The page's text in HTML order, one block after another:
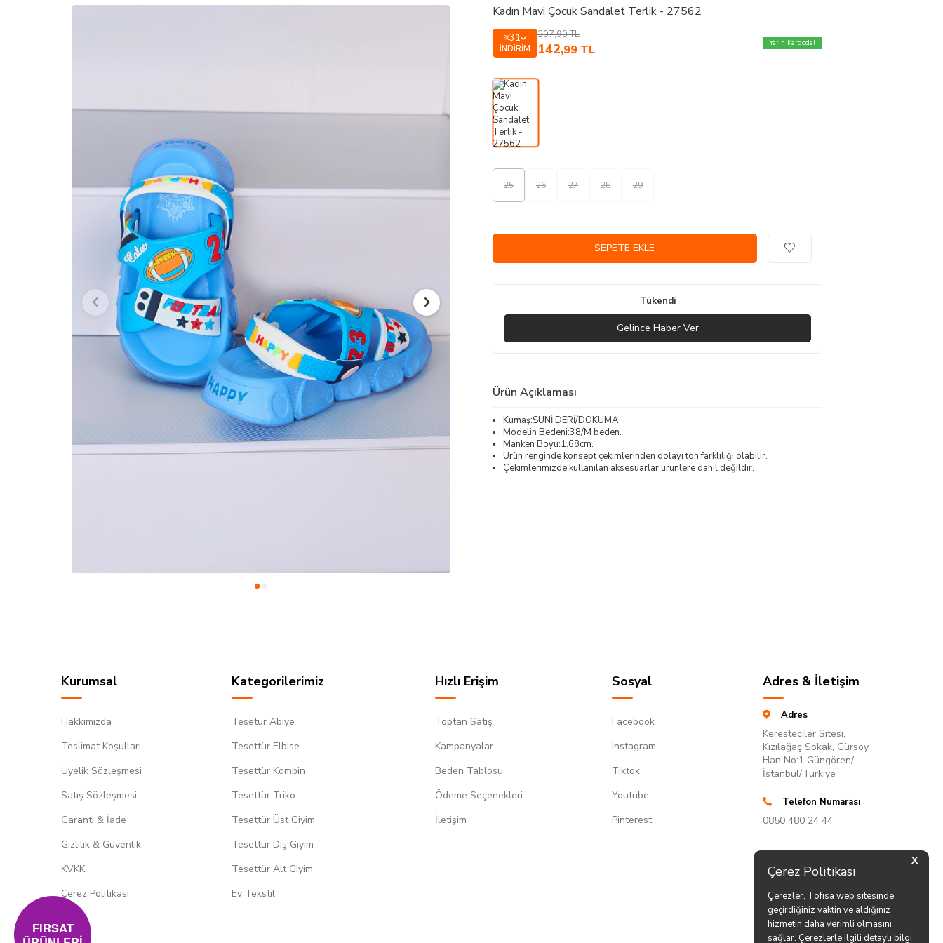
X
Çerez Politikası
Çerezler, Tofisa web sitesinde
geçirdiğiniz vaktin ve aldığınız
hizmetin daha verimli olmasını
sağlar. Çerezlerle ilgili detaylı bilgi
Kadın Mavi Çocuk Sandalet Terlik - 27562
%31
İNDIRIM
207,90TL
142,99 TL Yarın Kargoda!
25 26 27 28 29
SEPETE EKLE
Tükendi
Gelince Haber Ver
Ürün Açıklaması
Kumaş:SUNİ DERİ/DOKUMA
Modelin Bedeni:38/M beden.
Manken Boyu:1.68cm.
Ürün renginde konsept çekimlerinden dolayı ton farklılığı olabilir.
Çekimlerimizde kullanılan aksesuarlar ürünlere dahil değildir.
Kurumsal
Hakkımızda
Teslimat Koşulları
Üyelik Sözleşmesi
Satış Sözleşmesi
Garanti & İade
Gizlilik & Güvenlik
KVKK
Çerez Politikası
Kategorilerimiz
Tesetür Abiye
Tesettür Elbise
Tesettür Kombin
Tesettür Triko
Tesettür Üst Giyim
Tesettür Dış Giyim
Tesettür Alt Giyim
Ev Tekstil
Hızlı Erişim
Toptan Satış
Kampanyalar
Beden Tablosu
Ödeme Seçenekleri
İletişim
Sosyal
Facebook
Instagram
Tiktok
Youtube
Pinterest
Adres & İletişim
Adres
Keresteciler Sitesi,
Kızılağaç Sokak, Gürsoy
Han No:1 Güngören/
İstanbul/Türkiye
Telefon Numarası
0850 480 24 44
FIRSAT